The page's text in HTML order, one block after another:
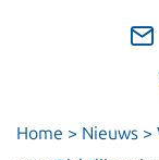
Home > Nieuws >